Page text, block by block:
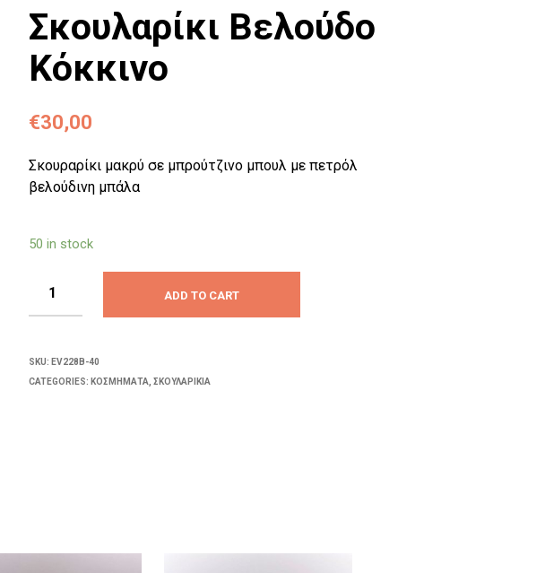
Σκουλαρίκι Βελούδο
Κόκκινο
€30,00
Σκουραρίκι μακρύ σε μπρούτζινο μπουλ με πετρόλ
βελούδινη μπάλα
50 in stock
ADD TO CART
SKU: EV228B-40
CATEGORIES: ΚΟΣΜΉΜΑΤΑ ,ΣΚΟΥΛΑΡΊΚΙΑ